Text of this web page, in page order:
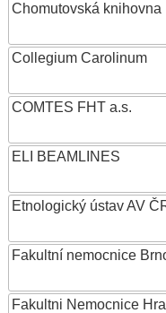
Chomutovská knihovna
Collegium Carolinum
COMTES FHT a.s.
ELI BEAMLINES
Etnologický ústav AV
Fakultní nemocnice
Fakultni Nemocnice